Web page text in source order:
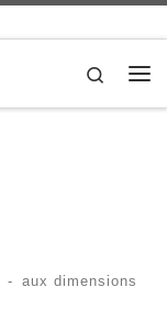
Search
-
aux dimensions